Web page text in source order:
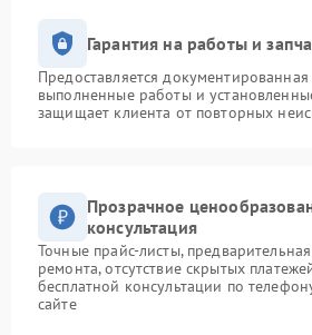
Гарантия на работы и
Предоставляется
выполненные работы и
защищает клиента от повторных
Прозрачное
консультация
Точные прайс-листы,
ремонта, отсутствие скрытых
бесплатной консультации по
сайте